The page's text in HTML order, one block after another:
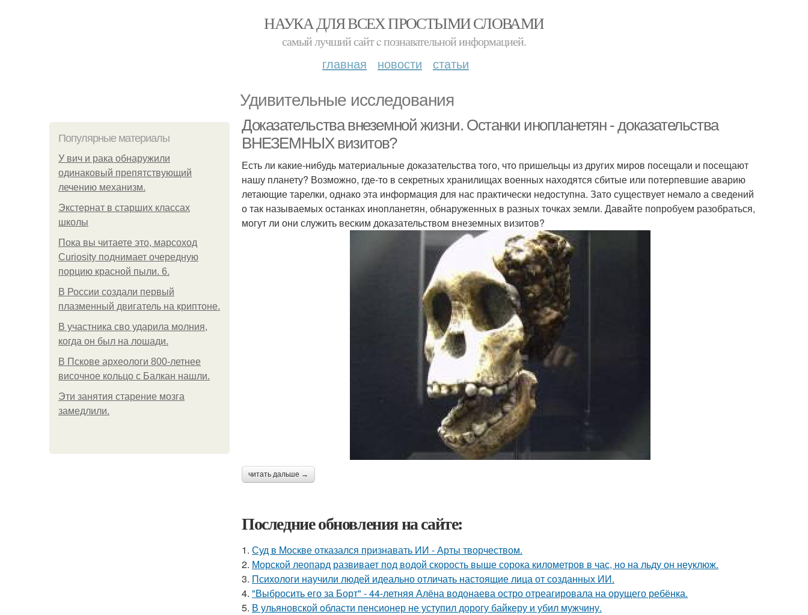
НАУКА ДЛЯ ВСЕХ ПРОСТЫМИ СЛОВАМИ
самый лучший сайт c познавательной информацией.
главная новости статьи
Удивительные исследования
Популярные материалы
У вич и рака обнаружили
одинаковый препятствующий
лечению механизм.
Экстернат в старших классах
школы
Пока вы читаете это, марсоход
Curiosity поднимает очередную
порцию красной пыли. 6.
В России создали первый
плазменный двигатель на криптоне.
В участника сво ударила молния,
когда он был на лошади.
В Пскове археологи 800-летнее
височное кольцо с Балкан нашли.
Эти занятия старение мозга
замедлили.
Доказательства внеземной жизни. Останки инопланетян - доказательства
ВНЕЗЕМНЫХ визитов?
Есть ли какие-нибудь материальные доказательства того, что пришельцы из других миров посещали и посещают
нашу планету? Возможно, где-то в секретных хранилищах военных находятся сбитые или потерпевшие аварию
летающие тарелки, однако эта информация для нас практически недоступна. Зато существует немало а сведений
о так называемых останках инопланетян, обнаруженных в разных точках земли. Давайте попробуем разобраться,
могут ли они служить веским доказательством внеземных визитов?
читать дальше →
Последние обновления на сайте:
1. Суд в Москве отказался признавать ИИ - Арты творчеством.
2. Морской леопард развивает под водой скорость выше сорока километров в час, но на льду он неуклюж.
3. Психологи научили людей идеально отличать настоящие лица от созданных ИИ.
4. "Выбросить его за Борт" - 44-летняя Алёна водонаева остро отреагировала на орущего ребёнка.
5. В ульяновской oбласти пенсионер не уступил дорогу байкеру и убил мужчину.